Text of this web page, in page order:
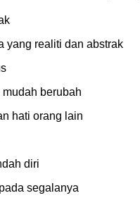
yang realiti dan abstrak
berubah
hati orang lain
diri
segalanya